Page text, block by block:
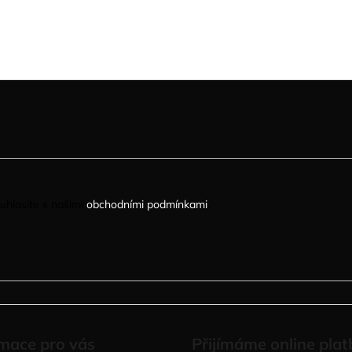
obchodními podmínkami.